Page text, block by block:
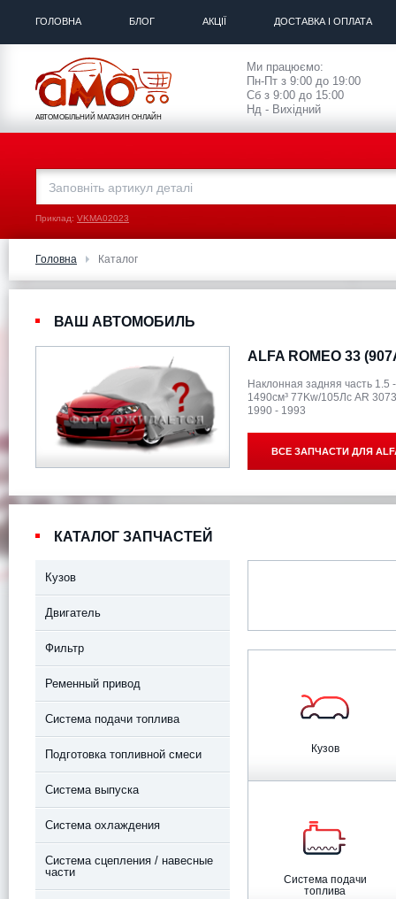
ГОЛОВНА БЛОГ АКЦІЇ ДОСТАВКА І ОПЛАТА
АВТОМОБІЛЬНИЙ МАГАЗИН ОНЛАЙН
Ми працюємо:
Пн-Пт з 9:00 до 19:00
Сб з 9:00 до 15:00
Нд - Вихідний
Приклад: VKMA02023
Головна Каталог
ВАШ АВТОМОБИЛЬ
ALFA ROMEO 33
Наклонная задняя часть
1490см³ 77Kw/105Лс AR
1990 - 1993
ВСЕ ЗАПЧАСТИ ДЛЯ
КАТАЛОГ ЗАПЧАСТЕЙ
Кузов
Двигатель
Фильтр
Ременный привод
Система подачи топлива
Подготовка топливной смеси
Система выпуска
Система охлаждения
Система сцепления / навесные
части
Кузов
Система подачи
топлива